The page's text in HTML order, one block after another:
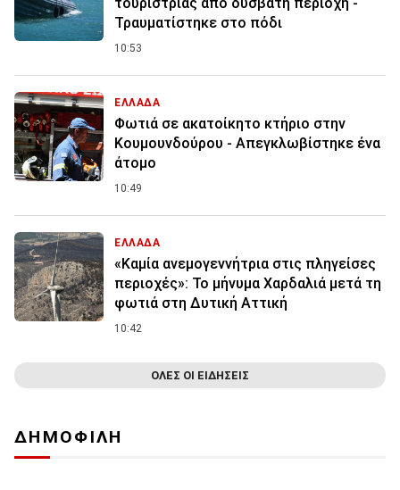
Τραυματίστηκε στο πόδι
10:53
ΕΛΛΑΔΑ
Φωτιά σε ακατοίκητο κτήριο στην
Κουμουνδούρου - Απεγκλωβίστηκε ένα
άτομο
10:49
ΕΛΛΑΔΑ
«Καμία ανεμογεννήτρια στις πληγείσες
περιοχές»: Το μήνυμα Χαρδαλιά μετά τη
φωτιά στη Δυτική Αττική
10:42
ΟΛΕΣ ΟΙ ΕΙΔΗΣΕΙΣ
ΔΗΜΟΦΙΛΗ